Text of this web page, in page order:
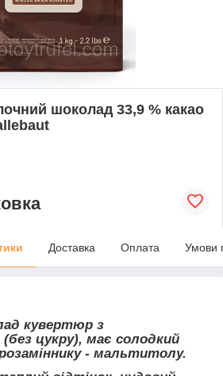
шоколад 33,9 % какао
Доставка Оплата Умови
кувертюр з
цукру), має солодкий
- мальтитолу.